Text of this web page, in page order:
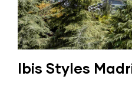
Ibis Styles